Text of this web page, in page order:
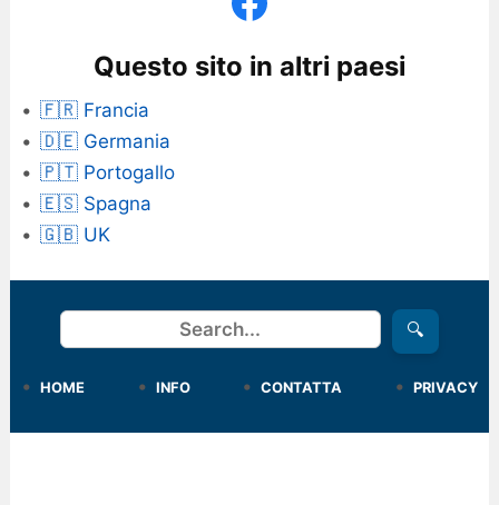
Questo sito in altri paesi
🇫🇷 Francia
🇩🇪 Germania
🇵🇹 Portogallo
🇪🇸 Spagna
🇬🇧 UK
Cerca 🔍
HOME INFO CONTATTA PRIVACY